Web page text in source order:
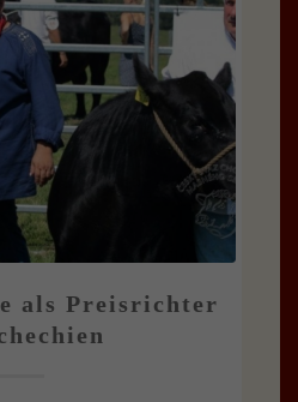
als Preisrichter